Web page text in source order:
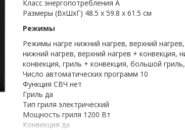
Класс энергопотребления A
Размеры (ВхШхГ) 48.5 х 59.8 x 61.5 см
Режимы
Режимы нагре нижний нагрев, верхний
нижний нагрев, верхний нагрев + конвекция,
конвекция, гриль + конвекция, большой
Число автоматических программ 10
Функция СВЧ нет
Гриль да
Тип гриля электрический
Мощность гриля 1200 Вт
Конвекция да